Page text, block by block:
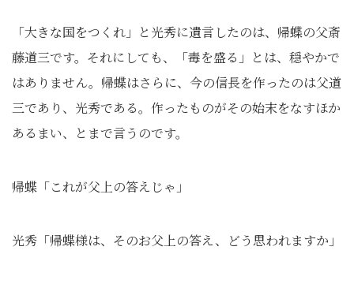
「大きな国をつくれ」と光秀に遺言したのは、帰蝶の父斎
藤道三です。それにしても、「毒を盛る」とは、穏やかで
はありません。帰蝶はさらに、今の信長を作ったのは父道
三であり、光秀である。作ったものがその始末をなすほか
あるまい、とまで言うのです。
帰蝶「これが父上の答えじゃ」
光秀「帰蝶様は、そのお父上の答え、どう思われますか」